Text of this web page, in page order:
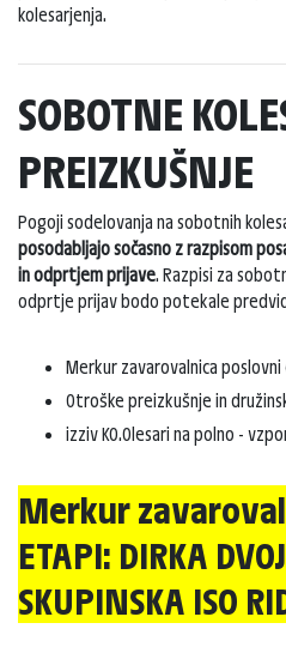
kolesarjenja.
SOBOTNE
PREIZKUŠNJE
Pogoji sodelovanja na sobotnih
posodabljajo sočasno z razpisom
in odprtjem prijave. Razpisi za
odprtje prijav bodo potekale
Merkur zavarovalnica
Otroške preizkušnje in
izziv K0.0lesari na polno -
Merkur
ETAPI: DIRKA
SKUPINSKA ISO